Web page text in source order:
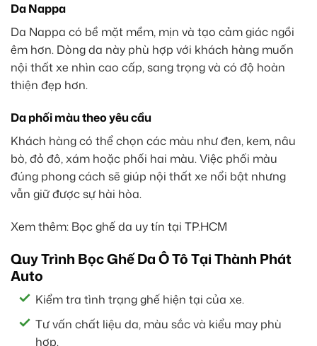
Da Nappa
Da Nappa có bề mặt mềm, mịn và tạo cảm giác ngồi
êm hơn. Dòng da này phù hợp với khách hàng muốn
nội thất xe nhìn cao cấp, sang trọng và có độ hoàn
thiện đẹp hơn.
Da phối màu theo yêu cầu
Khách hàng có thể chọn các màu như đen, kem, nâu
bò, đỏ đô, xám hoặc phối hai màu. Việc phối màu
đúng phong cách sẽ giúp nội thất xe nổi bật nhưng
vẫn giữ được sự hài hòa.
Xem thêm: Bọc ghế da uy tín tại TP.HCM
Quy Trình Bọc Ghế Da Ô Tô Tại Thành Phát
Auto
Kiểm tra tình trạng ghế hiện tại của xe.
Tư vấn chất liệu da, màu sắc và kiểu may phù
hợp.